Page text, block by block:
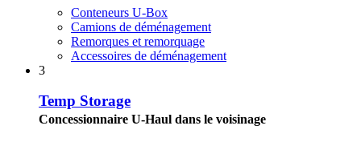
Conteneurs U-Box
Camions de déménagement
Remorques et remorquage
Accessoires de déménagement
3
Temp Storage
Concessionnaire U-Haul dans le voisinage